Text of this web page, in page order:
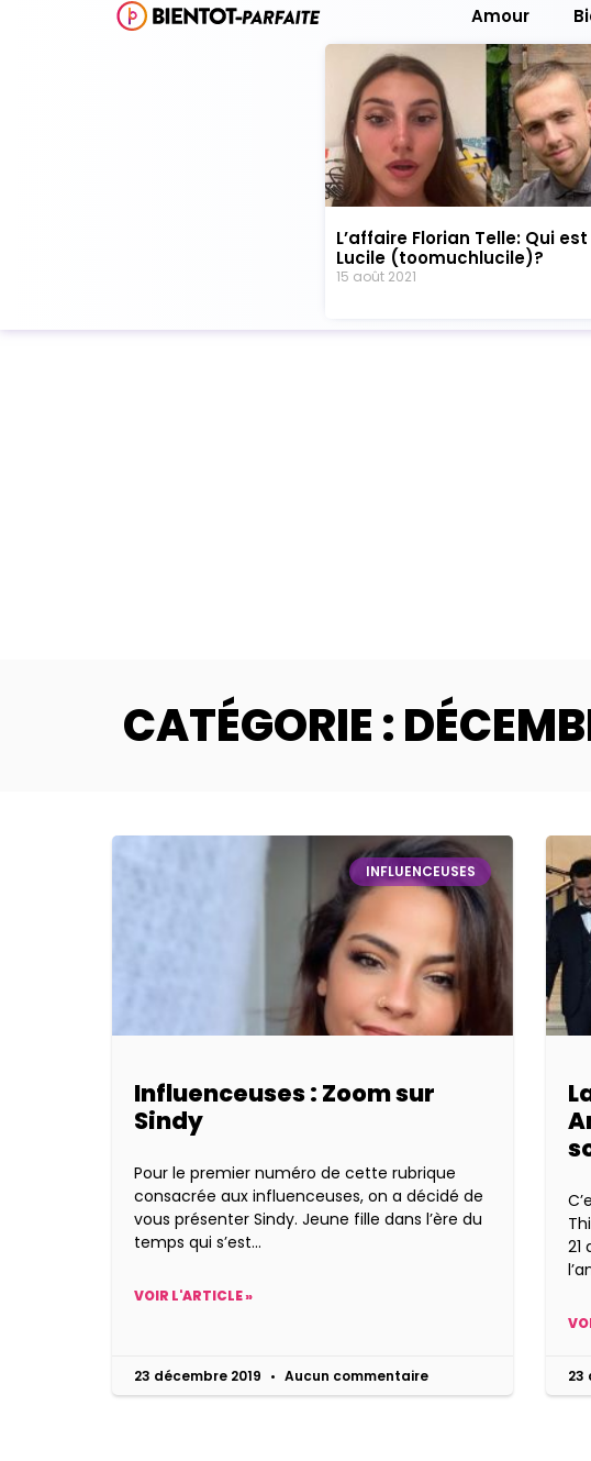
Amour
L’affaire Florian Telle: Qui est
Lucile (toomuchlucile)?
15 août 2021
CATÉGORIE :
INFLUENCEUSES
Influenceuses : Zoom sur
Sindy
Pour le premier numéro de cette rubrique
consacrée aux influenceuses, on a décidé de
vous présenter Sindy. Jeune fille dans l’ère du
temps qui s’est
VOIR L'ARTICLE »
23 décembre 2019 Aucun commentaire
21
23